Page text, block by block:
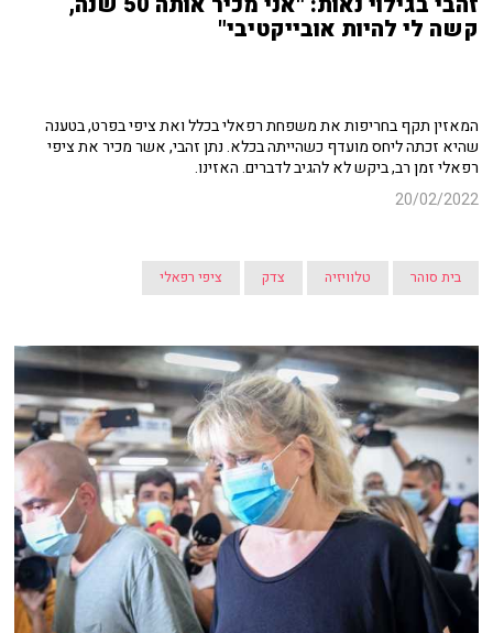
קשה לי להיות אובייקטיבי"
המאזין תקף בחריפות את משפחת רפאלי בכלל ואת ציפי בפרט, בטענה
שהיא זכתה ליחס מועדף כשהייתה בכלא. נתן זהבי, אשר מכיר את ציפי
רפאלי זמן רב, ביקש לא להגיב לדברים. האזינו.
20/02/2022
בית סוהר טלוויזיה צדק ציפי רפאלי